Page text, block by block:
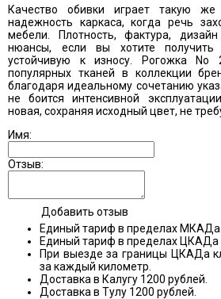
Качество обивки играет такую
надежность каркаса, когда речь
мебели. Плотность, фактура,
нюансы, если вы хотите получить
устойчивую к износу. Рогожка
популярных тканей в коллекции
благодаря идеальному сочетанию
не боится интенсивной
новая, сохраняя исходный цвет, не
Имя:
Отзыв:
Добавить отзыв
Единый тариф в пределах МКАДа
Единый тариф в пределах ЦКАДа
При выезде за границы ЦКАДа
за каждый километр.
Доставка в Калугу 1200 рублей.
Доставка в Тулу 1200 рублей.